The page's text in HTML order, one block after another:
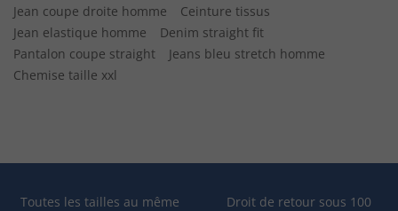
Jean coupe droite homme
Ceinture tissus
Jean elastique homme
Denim straight fit
Pantalon coupe straight
Jeans bleu stretch homme
Chemise taille xxl
Toutes les tailles au même
Droit de retour sous 100